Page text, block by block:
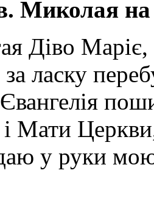
Миколая на
Діво
ласку
Євангелія
Мати
у руки